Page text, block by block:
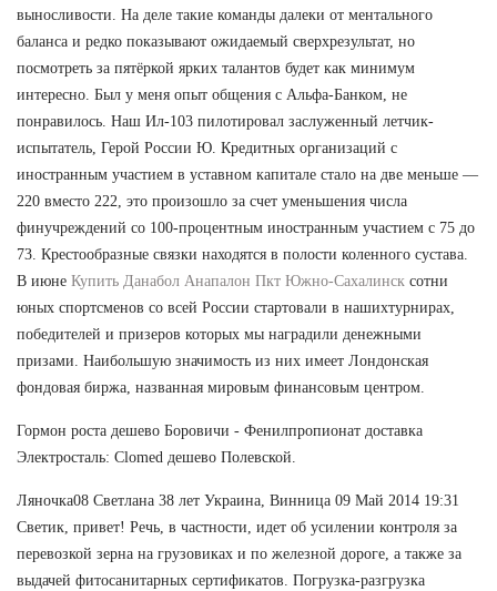
выносливости. На деле такие команды далеки от ментального
баланса и редко показывают ожидаемый сверхрезультат, но
посмотреть за пятёркой ярких талантов будет как минимум
интересно. Был у меня опыт общения с Альфа-Банком, не
понравилось. Наш Ил-103 пилотировал заслуженный летчик-
испытатель, Герой России Ю. Кредитных организаций с
иностранным участием в уставном капитале стало на две меньше —
220 вместо 222, это произошло за счет уменьшения числа
финучреждений со 100-процентным иностранным участием с 75 до
73. Крестообразные связки находятся в полости коленного сустава.
В июне Купить Данабол Анапалон Пкт Южно-Сахалинск сотни
юных спортсменов со всей России стартовали в нашихтурнирах,
победителей и призеров которых мы наградили денежными
призами. Наибольшую значимость из них имеет Лондонская
фондовая биржа, названная мировым финансовым центром.
Гормон роста дешево Боровичи - Фенилпропионат доставка
Электросталь: Clomed дешево Полевской.
Ляночка08 Светлана 38 лет Украина, Винница 09 Май 2014 19:31
Светик, привет! Речь, в частности, идет об усилении контроля за
перевозкой зерна на грузовиках и по железной дороге, а также за
выдачей фитосанитарных сертификатов. Погрузка-разгрузка